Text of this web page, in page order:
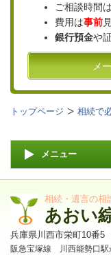
ご相談時間
費用は事前
銀行預金や
メ
トップページ 相続で
メニュー
相続・遺言の相
あおい
兵庫県川西市栄町10番
阪急宝塚線 川西能勢口駅